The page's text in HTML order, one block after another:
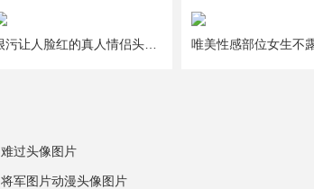
难过头像图片
将军图片动漫头像图片